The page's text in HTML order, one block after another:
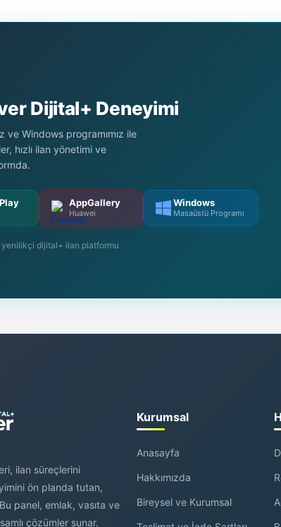
Dijital+ Deneyimi
ve Windows programımız ile
hızlı ilan yönetimi ve
AppGallery
Huawei
Windows
Masaüstü Programı
dijital+ ilan platformu
ilan süreçlerini
ön planda tutan,
panel, emlak, vasıta ve
çözümler sunar.
Kurumsal
Anasayfa
Hakkımızda
Bireysel ve Kurumsal